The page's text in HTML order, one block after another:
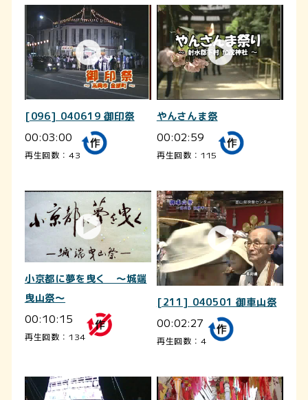
[096] 040619 御印祭
00:03:00
再生回数：43
やんさんま祭
00:02:59
再生回数：115
小京都に夢を曳く ～城端
曳山祭～
00:10:15
再生回数：134
[211] 040501 御車山祭
00:02:27
再生回数：4